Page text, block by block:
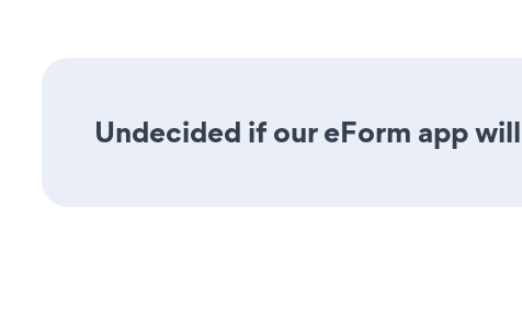
Undecided if our eForm app